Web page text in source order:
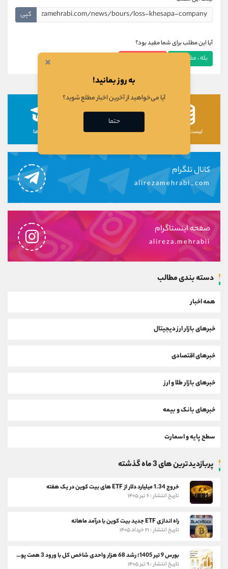
کپی
آیا این مطلب برای شما مفید بود؟
بله ، مفید بود
لیست رمزارزها لیست سهام ها دوره ها
کانال تلگرام
alirezamehrabi_com
صفحه اینستاگرام
alireza.mehrabii
دسته بندی مطالب
همه اخبار
خبرهای بازار ارز دیجیتال
خبرهای اقتصادی
خبرهای بازار طلا و ارز
خبرهای بانک و بیمه
سطح پایه و اسمارت
پربازدیدترین های 3 ماه گذشته
خروج 1.34 میلیارد دلار از ETF های بیت کوین در یک هفته
تاریخ انتشار : ۶ تیر ۱۴۰۵
راه اندازی ETF جدید بیت کوین با درآمد ماهانه
تاریخ انتشار : ۲۱ خرداد ۱۴۰۵
بورس 9 تیر 1405؛ رشد 68 هزار واحدی شاخص کل با ورود 3 همت پول حقیقی
تاریخ انتشار : ۹ تیر ۱۴۰۵
×
به روز بمانید!
آیا می‌خواهید از آخرین اخبار مطلع شوید؟
حتما